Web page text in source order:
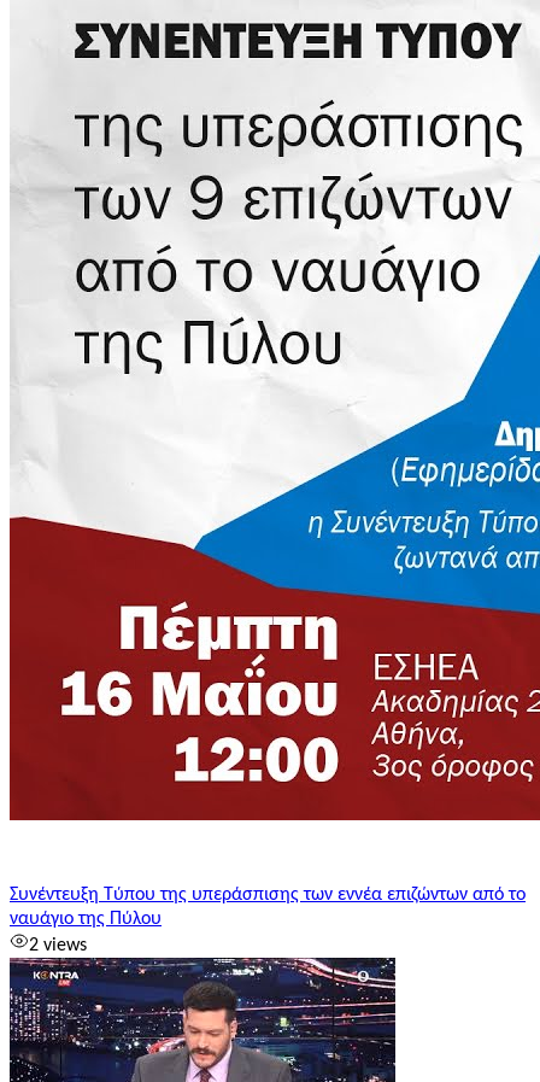
Συνέντευξη Τύπου της υπεράσπισης των εννέα επιζώντων από το
ναυάγιο της Πύλου
2 views